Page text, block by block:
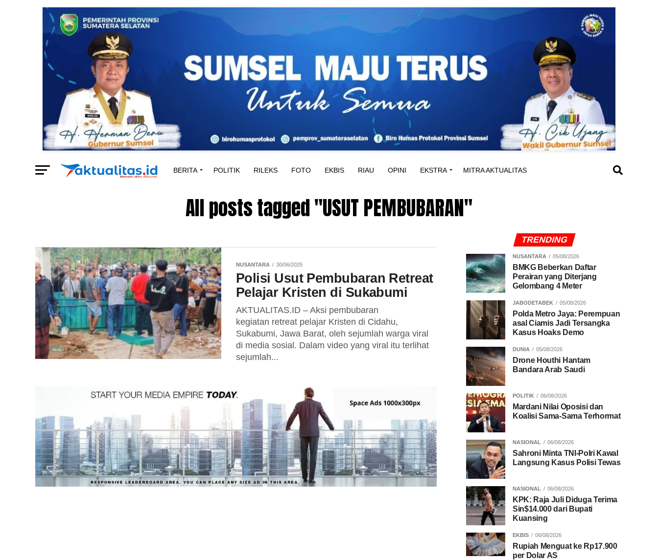
BERITA POLITIK RILEKS FOTO EKBIS RIAU OPINI EKSTRA MITRA AKTUALITAS
All posts tagged "USUT PEMBUBARAN"
NUSANTARA 30/06/2025
Polisi Usut Pembubaran Retreat
Pelajar Kristen di Sukabumi
AKTUALITAS.ID – Aksi pembubaran
kegiatan retreat pelajar Kristen di Cidahu,
Sukabumi, Jawa Barat, oleh sejumlah warga viral
di media sosial. Dalam video yang viral itu terlihat
sejumlah...
TRENDING
NUSANTARA 05/08/2026
BMKG Beberkan Daftar
Perairan yang Diterjang
Gelombang 4 Meter
JABODETABEK 05/08/2026
Polda Metro Jaya: Perempuan
asal Ciamis Jadi Tersangka
Kasus Hoaks Demo
DUNIA 05/08/2026
Drone Houthi Hantam
Bandara Arab Saudi
POLITIK 06/08/2026
Mardani Nilai Oposisi dan
Koalisi Sama-Sama Terhormat
NASIONAL 06/08/2026
Sahroni Minta TNI-Polri Kawal
Langsung Kasus Polisi Tewas
NASIONAL 06/08/2026
KPK: Raja Juli Diduga Terima
Sin$14.000 dari Bupati
Kuansing
EKBIS 06/08/2026
Rupiah Menguat ke Rp17.900
per Dolar AS